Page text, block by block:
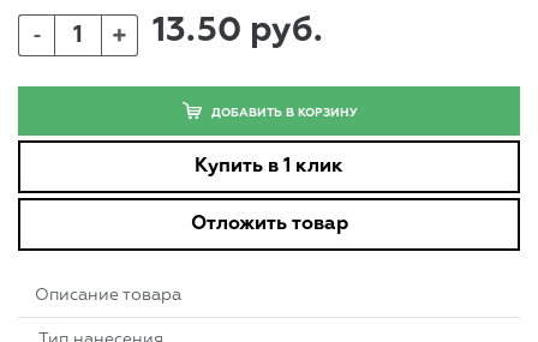
- + 13.50 руб.
ДОБАВИТЬ В КОРЗИНУ
Купить в 1 клик
Отложить товар
Описание товара